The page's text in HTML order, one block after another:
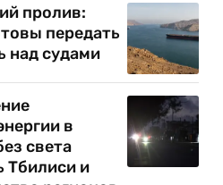
пролив:
передать
над судами
в
света
Тбилиси и